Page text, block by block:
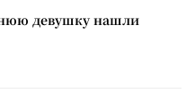
девушку нашли